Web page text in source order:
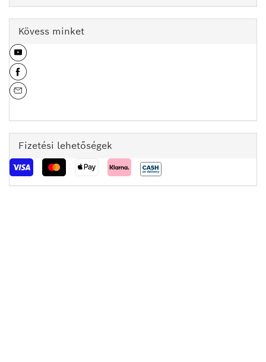
Kövess minket
Fizetési lehetőségek